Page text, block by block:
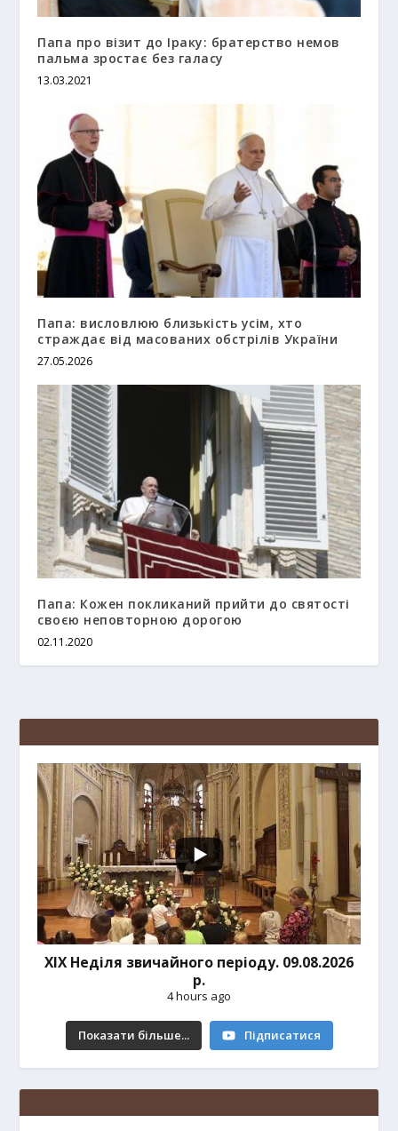
Папа про візит до Іраку: братерство немов
пальма зростає без галасу
13.03.2021
Папа: висловлюю близькість усім, хто
страждає від масованих обстрілів України
27.05.2026
Папа: Кожен покликаний прийти до святості
своєю неповторною дорогою
02.11.2020
ХІХ Неділя звичайного періоду. 09.08.2026
р.
4 hours ago
Показати більше... Підписатися